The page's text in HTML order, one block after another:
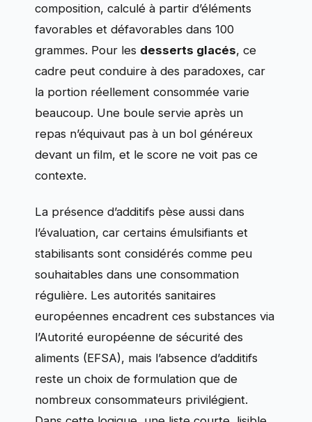
composition, calculé à partir d’éléments
favorables et défavorables dans 100
grammes. Pour les desserts glacés, ce
cadre peut conduire à des paradoxes, car
la portion réellement consommée varie
beaucoup. Une boule servie après un
repas n’équivaut pas à un bol généreux
devant un film, et le score ne voit pas ce
contexte.
La présence d’additifs pèse aussi dans
l’évaluation, car certains émulsifiants et
stabilisants sont considérés comme peu
souhaitables dans une consommation
régulière. Les autorités sanitaires
européennes encadrent ces substances via
l’Autorité européenne de sécurité des
aliments (EFSA), mais l’absence d’additifs
reste un choix de formulation que de
nombreux consommateurs privilégient.